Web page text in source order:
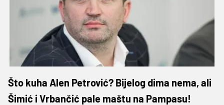
Što kuha Alen Petrović? Bijelog dima nema, ali
Šimić i Vrbančić pale maštu na Pampasu!